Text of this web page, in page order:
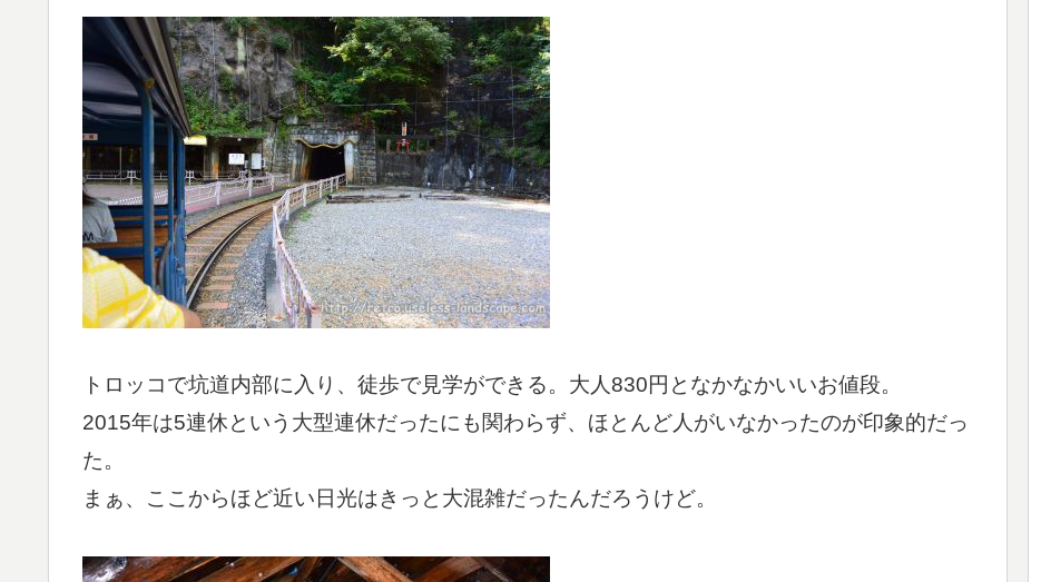
トロッコで坑道内部に入り、徒歩で見学ができる。大人830円となかなかいいお値段。
2015年は5連休という大型連休だったにも関わらず、ほとんど人がいなかったのが印象的だっ
た。
まぁ、ここからほど近い日光はきっと大混雑だったんだろうけど。